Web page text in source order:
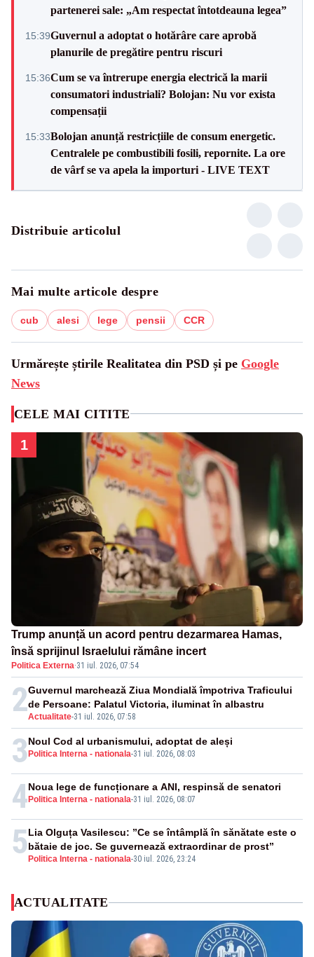
partenerei sale: „Am respectat întotdeauna legea”
15:39Guvernul a adoptat o hotărâre care aprobă
planurile de pregătire pentru riscuri
15:36Cum se va întrerupe energia electrică la marii
consumatori industriali? Bolojan: Nu vor exista
compensații
15:33Bolojan anunță restricțiile de consum energetic.
Centralele pe combustibili fosili, repornite. La ore
de vârf se va apela la importuri - LIVE TEXT
Distribuie articolul
Mai multe articole despre
cub alesi lege pensii CCR
Urmărește știrile Realitatea din PSD și pe Google
News
CELE MAI CITITE
1
Trump anunță un acord pentru dezarmarea Hamas,
însă sprijinul Israelului rămâne incert
Politica Externa·31 iul. 2026, 07:54
2Actualitate-31 iul. 2026, 07:58
Guvernul marchează Ziua Mondială împotriva Traficului
de Persoane: Palatul Victoria, iluminat în albastru
3 Politica Interna - nationala-31 iul. 2026, 08:03
Noul Cod al urbanismului, adoptat de aleși
4 Politica Interna - nationala-31 iul. 2026, 08:07
Noua lege de funcționare a ANI, respinsă de senatori
5 Politica Interna - nationala-30 iul. 2026, 23:24
Lia Olguța Vasilescu: ”Ce se întâmplă în sănătate este o
bătaie de joc. Se guvernează extraordinar de prost”
ACTUALITATE